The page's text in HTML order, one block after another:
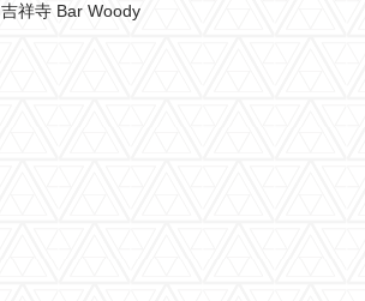
吉祥寺 Bar Woody